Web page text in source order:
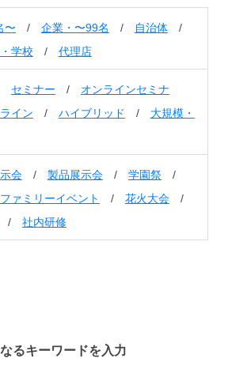
〜 / 企業・〜99名 / 自治体/
学校 / 代理店
セミナー / オンラインセミナ
イン / ハイブリッド / 大規模・
会/ 製品展示会/ 学園祭/
ファミリーイベント / 花火大会/
社内研修
るキーワードを入力